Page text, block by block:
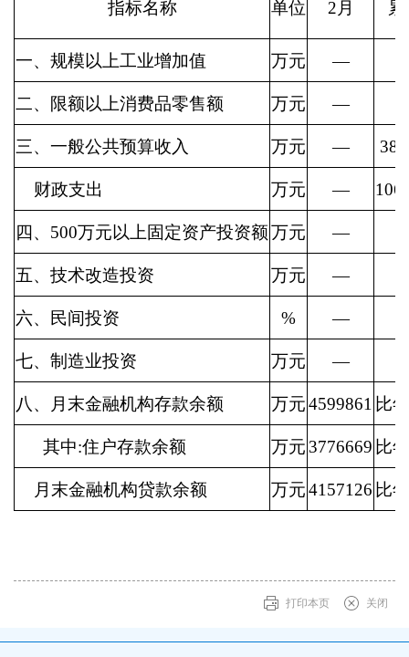
指标名称 单位 2月
一、规模以上工业增加值 万元 —
二、限额以上消费品零售额 万元 —
三、一般公共预算收入 万元 —
财政支出 万元 —
四、500万元以上固定资产投资额万元 —
五、技术改造投资 万元 —
六、民间投资 % —
七、制造业投资 万元 —
八、月末金融机构存款余额 万元4599861 比
其中:住户存款余额 万元 3776669 比
月末金融机构贷款余额 万元4157126 比
打印本页 关闭